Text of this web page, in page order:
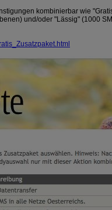
kombinierbar wie
und/oder "Lässig" (1000